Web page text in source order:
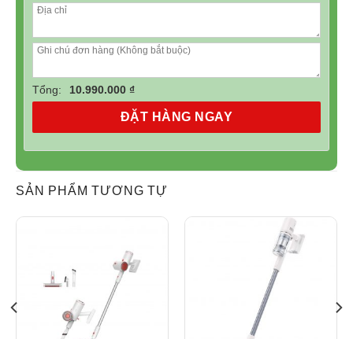
Tổng: 10.990.000 ₫
ĐẶT HÀNG NGAY
SẢN PHẨM TƯƠNG TỰ